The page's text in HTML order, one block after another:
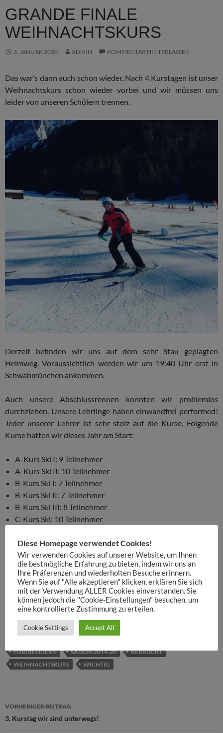
GRANDE FINALE
WEIHNACHTSKURS
3. JANUAR 2020 ADMIN KOMMENTAR HINTERLASSEN
Das war’s dann auch schon wieder. Nach 4 Kurstagen ist unser
Weihnachtskurs schon wieder vorbei und wir müssen uns
leider von unseren Schülern trennen.
Derzeit befinden wir uns auf dem sehr Stau geplagten
Heimweg. Voraussichtlich werden wir um 19:40 Uhr erst in
Schwabmünchen ankommen.
Auch unsere Abschlussrennen konnten wir problemlos
durchziehen. Unsere Lehrlinge haben einwandfrei performed!
Jeder unserer Lehrer ist sehr stolz auf die Kurse. Folgende
Kurse hatten wir dieses Jahr am Start:
A-Kurs Ski I: 9 Teilnehmer
A-Kurs Ski II: 10 Teilnehmer
B-Kurs Ski I: 7 Teilnehmer
B-Kurs Ski II: 7 Teilnehmer
B-Kurs Ski III: 8 Teilnehmer
C-Kurs Ski: 10 Teilnehmer
C-Kurd Snowboard: 2 Teilnehmer
Wir verabschieden uns nach einem super erfolgreichen
Weihnachtskurs und freuen uns schon riesig auf den
Samstagskurs! Dieser startet am 11.01.2020. Ihr könnt euch
immer noch dafür Anmelden!!!
FÜRDIEELTERN
SAISON 2019-20
VERRÜCKT
WEIHNACHTSKURS
WICHTIG
Beitragsnavigation
VORHERIGER BEITRAG
3. Kurstag wir sind unterwegs!
Diese Homepage verwendet Cookies!
Wir verwenden Cookies auf unserer Website, um Ihnen
die bestmögliche Erfahrung zu bieten, indem wir uns an
Ihre Präferenzen und wiederholten Besuche erinnern.
Wenn Sie auf "Alle akzeptieren" klicken, erklären Sie sich
mit der Verwendung ALLER Cookies einverstanden. Sie
können jedoch die "Cookie-Einstellungen" besuchen, um
eine kontrollierte Zustimmung zu erteilen.
Cookie Settings Accept All